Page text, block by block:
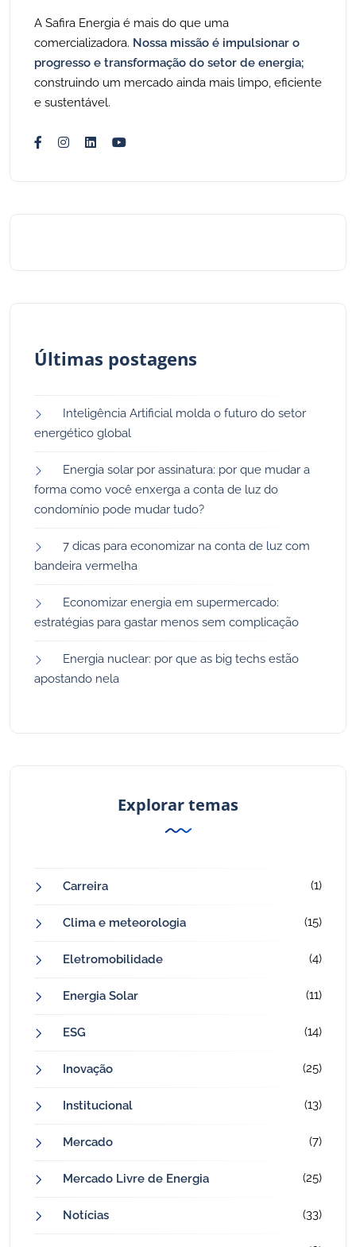
A Safira Energia é mais do que uma
comercializadora. Nossa missão é impulsionar o
progresso e transformação do setor de energia;
construindo um mercado ainda mais limpo, eficiente
e sustentável.
Últimas postagens
Inteligência Artificial molda o futuro do setor
energético global
Energia solar por assinatura: por que mudar a
forma como você enxerga a conta de luz do
condomínio pode mudar tudo?
7 dicas para economizar na conta de luz com
bandeira vermelha
Economizar energia em supermercado:
estratégias para gastar menos sem complicação
Energia nuclear: por que as big techs estão
apostando nela
Explorar temas
Carreira (1)
Clima e meteorologia (15)
Eletromobilidade (4)
Energia Solar (11)
ESG (14)
Inovação (25)
Institucional (13)
Mercado (7)
Mercado Livre de Energia (25)
Notícias (33)